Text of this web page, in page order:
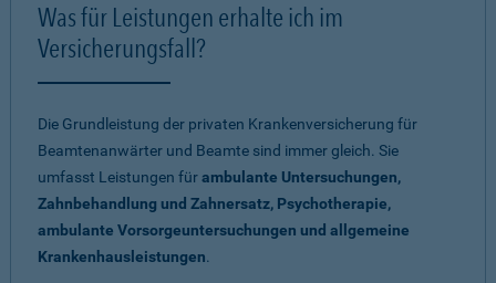
Was für Leistungen erhalte ich im
Versicherungsfall?
Die Grundleistung der privaten Krankenversicherung für
Beamtenanwärter und Beamte sind immer gleich. Sie
umfasst Leistungen fürambulante Untersuchungen,
Zahnbehandlung und Zahnersatz, Psychotherapie,
ambulante Vorsorgeuntersuchungen und allgemeine
Krankenhausleistungen.